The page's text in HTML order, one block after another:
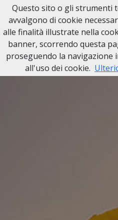
Questo sito o gli strumenti
avvalgono di cookie
alle finalità illustrate nella
banner, scorrendo questa
proseguendo la navigazione
all'uso dei cookie.